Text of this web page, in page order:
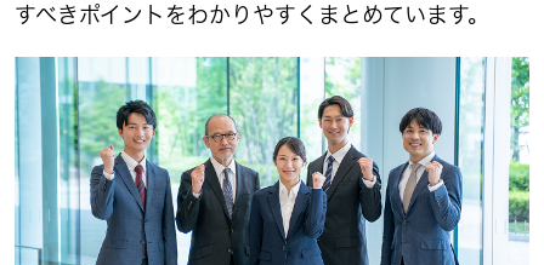
すべきポイントをわかりやすくまとめています。